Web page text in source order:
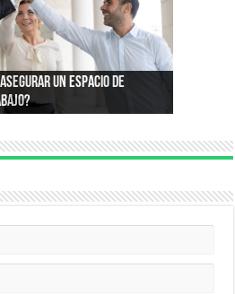
asegurar un espacio de
lo que compramos?:
que define nuestros